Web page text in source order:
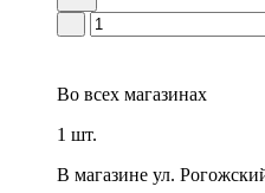
Во всех магазинах
1 шт.
В магазине ул.